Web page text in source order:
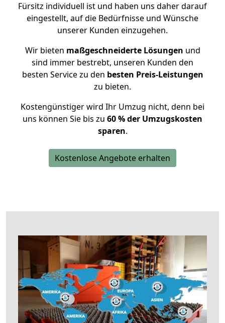
Fürsitz individuell ist und haben uns daher darauf
eingestellt, auf die Bedürfnisse und Wünsche
unserer Kunden einzugehen.
Wir bieten maßgeschneiderte Lösungen und
sind immer bestrebt, unseren Kunden den
besten Service zu den besten Preis-Leistungen
zu bieten.
Kostengünstiger wird Ihr Umzug nicht, denn bei
uns können Sie bis zu 60 % der Umzugskosten
sparen.
Kostenlose Angebote erhalten